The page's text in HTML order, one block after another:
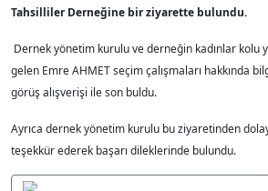
Tahsilliler Derneğine bir ziyarette bulundu.
Dernek yönetim kurulu ve derneğin kadınlar kolu
gelen Emre AHMET seçim çalışmaları hakkında
görüş alışverişi ile son buldu.
Ayrıca dernek yönetim kurulu bu ziyaretinden
teşekkür ederek başarı dileklerinde bulundu.